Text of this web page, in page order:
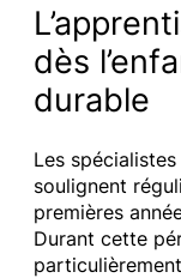
dès
durable
Les
soulignent
premières
Durant cette